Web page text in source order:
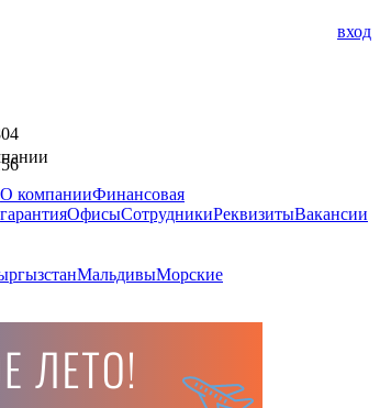
вход
О компанииФинансовая
гарантияОфисыСотрудникиРеквизитыВакансии
МальдивыМорские